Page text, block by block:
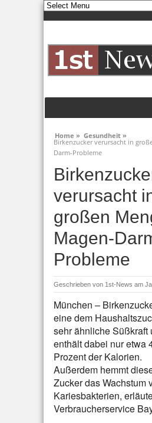
Home » Gesundheit »
Birkenzucker verursacht in
Darm-Probleme
verursacht
großen
Magen-
Probleme
Geschrieben von 1st-News am
München –
eine dem
sehr ähnliche Süßkraft
enthält dabei nur etwa
Prozent der Kalorien.
Außerdem hemmt
Zucker das Wachstum
Kariesbakterien,
Verbraucherservice